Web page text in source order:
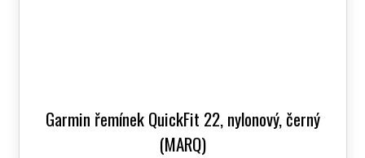
Garmin řemínek QuickFit 22, nylonový, černý
(MARQ)